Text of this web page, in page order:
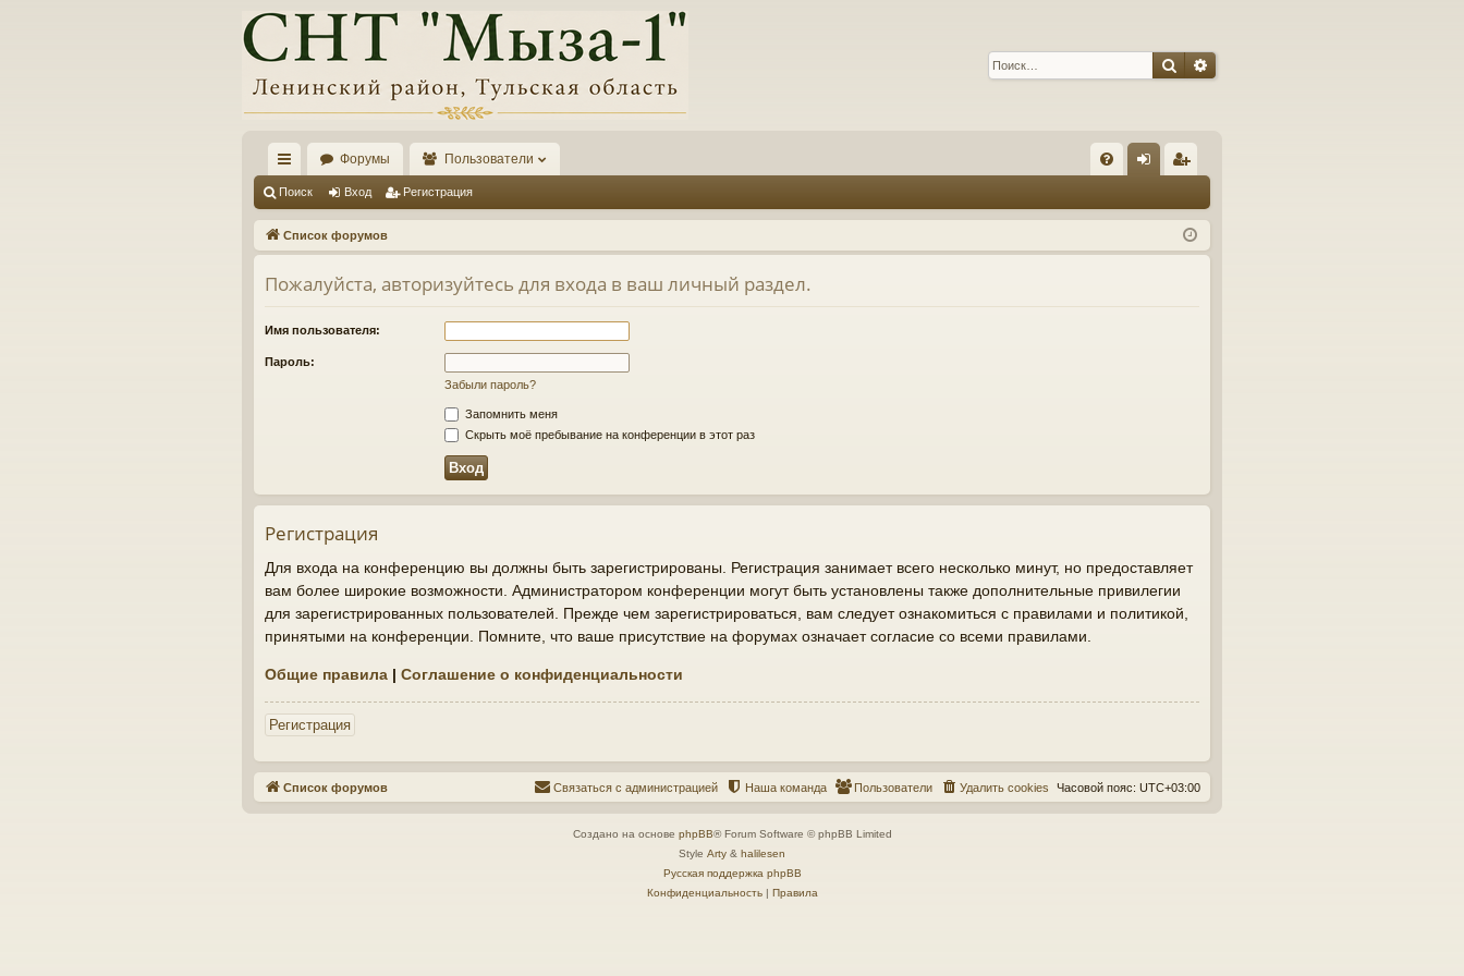
ПоискРасширенный поиск
с
ы
лк
и
Форумы Пользователи
Q д ис
тр
Поиск Вход Регистрация
Список форумов
Пожалуйста, авторизуйтесь для входа в ваш личный раздел.
Имя пользователя:
Пароль:
Забыли пароль?
Запомнить меня
Скрыть моё пребывание на конференции в этот раз
Регистрация
Для входа на конференцию вы должны быть зарегистрированы. Регистрация занимает всего несколько минут, но предоставляет
вам более широкие возможности. Администратором конференции могут быть установлены также дополнительные привилегии
для зарегистрированных пользователей. Прежде чем зарегистрироваться, вам следует ознакомиться с правилами и политикой,
принятыми на конференции. Помните, что ваше присутствие на форумах означает согласие со всеми правилами.
Общие правила | Соглашение о конфиденциальности
Регистрация
Список форумов Часовой пояс: UTC+03:00
Удалить cookies
Пользователи
Наша команда
Связаться с администрацией
Создано на основе phpBB® Forum Software © phpBB Limited
Style Arty & halilesen
Русская поддержка phpBB
Конфиденциальность| Правила